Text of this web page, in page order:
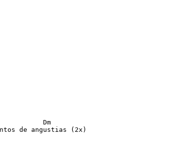
Gm
Dm
de angustias (2x)